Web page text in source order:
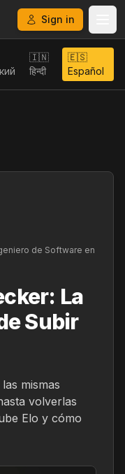
Sign in
🇮🇳
हिन्दी
🇪🇸
Español
de Software en
La
Subir
mismas
volverlas
Elo y cómo